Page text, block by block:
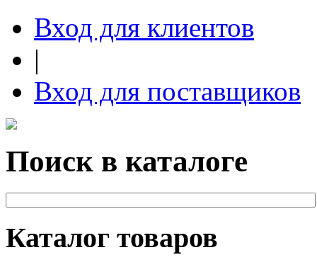
Вход для клиентов
|
Вход для поставщиков
Поиск в каталоге
Каталог товаров